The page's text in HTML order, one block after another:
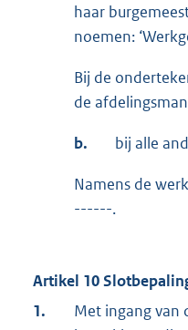
haar
noemen:
Bij de
de
b. bij alle
Namens de
------.
Artikel 10
1.
Met ingang van